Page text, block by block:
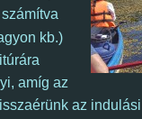
kb.)
amíg az
az